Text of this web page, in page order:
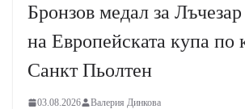
Бронзов медал за
на Европейската купа по
Санкт Пьолтен
03.08.2026 Валерия Динкова